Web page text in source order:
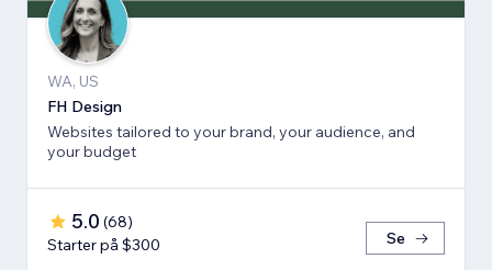
WA, US
FH Design
Websites tailored to your brand, your audience, and
your budget
5.0 (68)
Starter på $300
Se